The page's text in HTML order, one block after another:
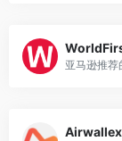
Airwallex